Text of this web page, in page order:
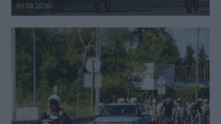
Data dodania galerii:
09.08.2026